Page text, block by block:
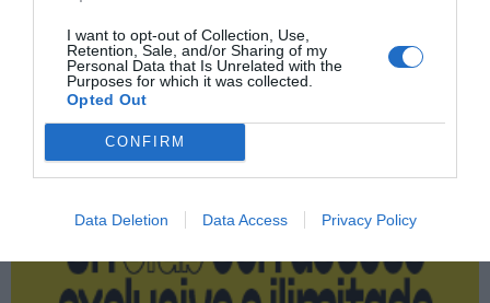
I want to opt-out of Collection, Use,
Retention, Sale, and/or Sharing of my
Personal Data that Is Unrelated with the
Purposes for which it was collected.
Opted Out
CONFIRM
Data Deletion Data Access Privacy Policy
Publicidad
2Playbook Club